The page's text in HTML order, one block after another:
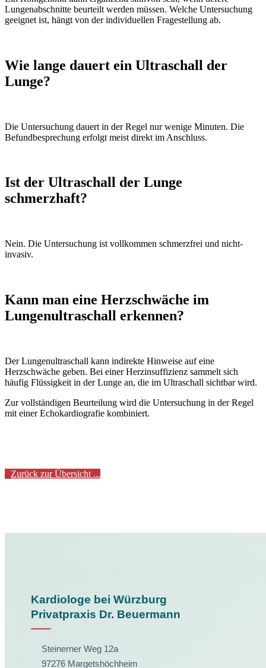
Lungenabschnitte beurteilt werden müssen. Welche Untersuchung
geeignet ist, hängt von der individuellen Fragestellung ab.
Wie lange dauert ein Ultraschall der
Lunge?
Die Untersuchung dauert in der Regel nur wenige Minuten. Die
Befundbesprechung erfolgt meist direkt im Anschluss.
Ist der Ultraschall der Lunge
schmerzhaft?
Nein. Die Untersuchung ist vollkommen schmerzfrei und nicht-
invasiv.
Kann man eine Herzschwäche im
Lungenultraschall erkennen?
Der Lungenultraschall kann indirekte Hinweise auf eine
Herzschwäche geben. Bei einer Herzinsuffizienz sammelt sich
häufig Flüssigkeit in der Lunge an, die im Ultraschall sichtbar wird.
Zur vollständigen Beurteilung wird die Untersuchung in der Regel
mit einer Echokardiografie kombiniert.
Zurück zur Übersicht ...
Kardiologe bei Würzburg
Privatpraxis Dr. Beuermann
Steinerner Weg 12a
97276 Margetshöchheim